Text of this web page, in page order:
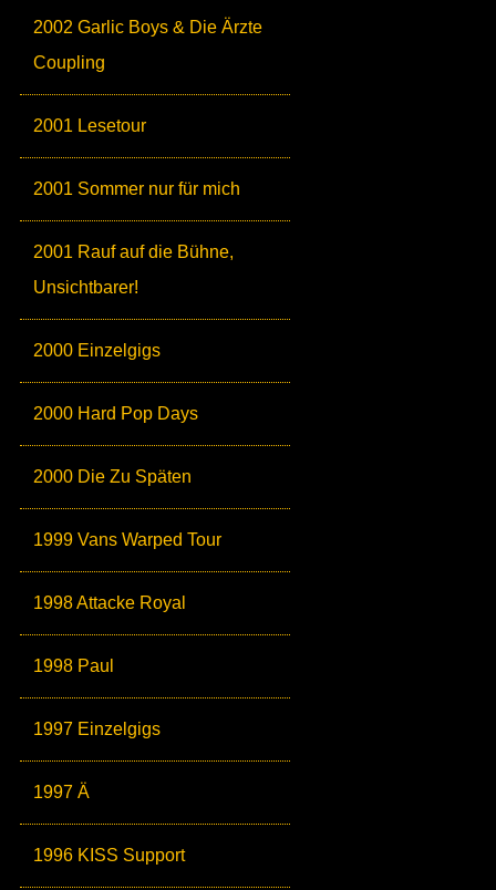
2002 Garlic Boys & Die Ärzte
Coupling
2001 Lesetour
2001 Sommer nur für mich
2001 Rauf auf die Bühne,
Unsichtbarer!
2000 Einzelgigs
2000 Hard Pop Days
2000 Die Zu Späten
1999 Vans Warped Tour
1998 Attacke Royal
1998 Paul
1997 Einzelgigs
1997 Ä
1996 KISS Support